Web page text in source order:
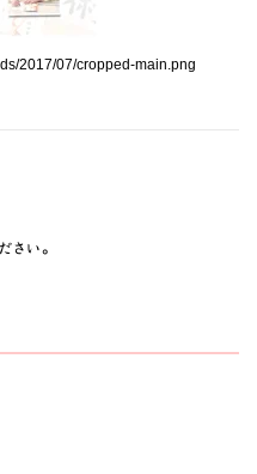
2017/07/cropped-main.png
さい。